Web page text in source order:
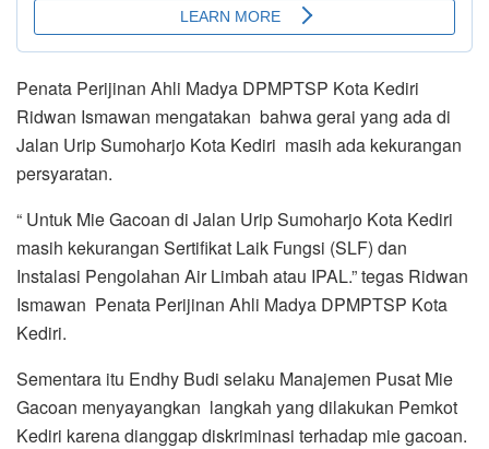
Penata Perijinan Ahli Madya DPMPTSP Kota Kediri
Ridwan Ismawan mengatakan bahwa gerai yang ada di
Jalan Urip Sumoharjo Kota Kediri masih ada kekurangan
persyaratan.
“ Untuk Mie Gacoan di Jalan Urip Sumoharjo Kota Kediri
masih kekurangan Sertifikat Laik Fungsi (SLF) dan
Instalasi Pengolahan Air Limbah atau IPAL.” tegas Ridwan
Ismawan Penata Perijinan Ahli Madya DPMPTSP Kota
Kediri.
Sementara itu Endhy Budi selaku Manajemen Pusat Mie
Gacoan menyayangkan langkah yang dilakukan Pemkot
Kediri karena dianggap diskriminasi terhadap mie gacoan.